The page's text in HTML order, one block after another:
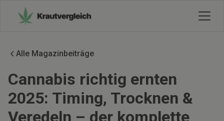
Alle Magazinbeiträge
Cannabis richtig ernten
2025: Timing, Trocknen &
Veredeln – der komplette